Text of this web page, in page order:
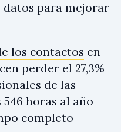
datos para mejorar
los contactos en
perder el 27,3%
de las
546 horas al año
completo